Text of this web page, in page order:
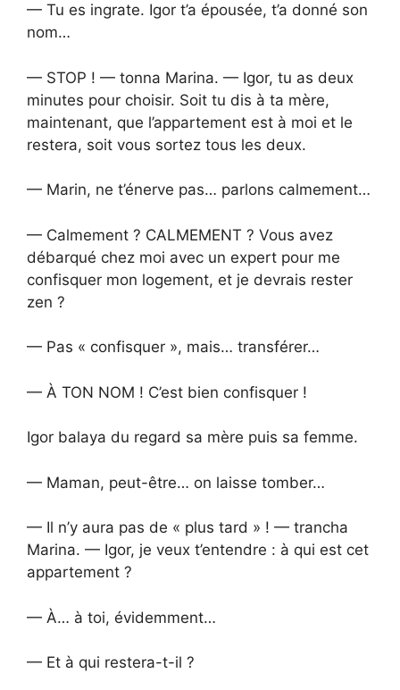
— Tu es ingrate. Igor t’a épousée, t’a donné son
nom…
— STOP ! — tonna Marina. — Igor, tu as deux
minutes pour choisir. Soit tu dis à ta mère,
maintenant, que l’appartement est à moi et le
restera, soit vous sortez tous les deux.
— Marin, ne t’énerve pas… parlons calmement…
— Calmement ? CALMEMENT ? Vous avez
débarqué chez moi avec un expert pour me
confisquer mon logement, et je devrais rester
zen ?
— Pas « confisquer », mais… transférer…
— À TON NOM ! C’est bien confisquer !
Igor balaya du regard sa mère puis sa femme.
— Maman, peut-être… on laisse tomber…
— Il n’y aura pas de « plus tard » ! — trancha
Marina. — Igor, je veux t’entendre : à qui est cet
appartement ?
— À… à toi, évidemment…
— Et à qui restera-t-il ?